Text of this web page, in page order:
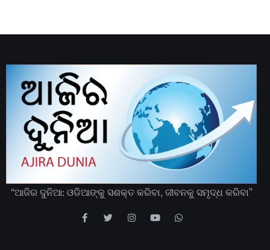
“ଆଜିର ଦୁନିଆ: ଓଡିଆଙ୍କୁ ସଶକ୍ତ କରିବା, ଜୀବନକୁ ସମୃଦ୍ଧ କରିବା”